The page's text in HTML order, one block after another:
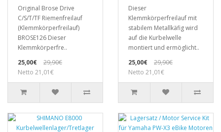
Original Brose Drive
C/S/T/TF Riemenfreilauf
(Klemmkörperfreilauf)
BROSE126 Dieser
Klemmkörperfre..
25,00€
29,90€
Netto 21,01€
Dieser
Klemmkörperfreilauf mit
stabilem Metallkäfig wird
auf die Kurbelwelle
montiert und ermöglicht..
25,00€
29,90€
Netto 21,01€